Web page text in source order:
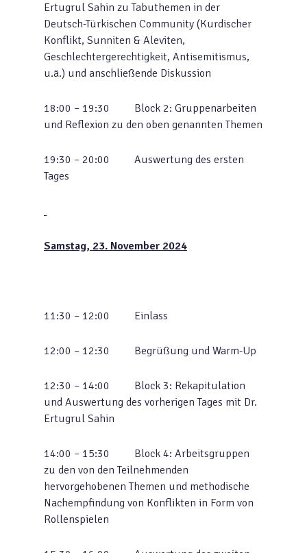
Ertugrul Sahin zu Tabuthemen in der
Deutsch-Türkischen Community (Kurdischer
Konflikt, Sunniten & Aleviten,
Geschlechtergerechtigkeit, Antisemitismus,
u.ä.) und anschließende Diskussion
18:00 – 19:30 Block 2: Gruppenarbeiten
und Reflexion zu den oben genannten Themen
19:30 – 20:00 Auswertung des ersten
Tages
Samstag, 23. November 2024
11:30 – 12:00 Einlass
12:00 – 12:30 Begrüßung und Warm-Up
12:30 – 14:00 Block 3: Rekapitulation
und Auswertung des vorherigen Tages mit Dr.
Ertugrul Sahin
14:00 – 15:30 Block 4: Arbeitsgruppen
zu den von den Teilnehmenden
hervorgehobenen Themen und methodische
Nachempfindung von Konflikten in Form von
Rollenspielen